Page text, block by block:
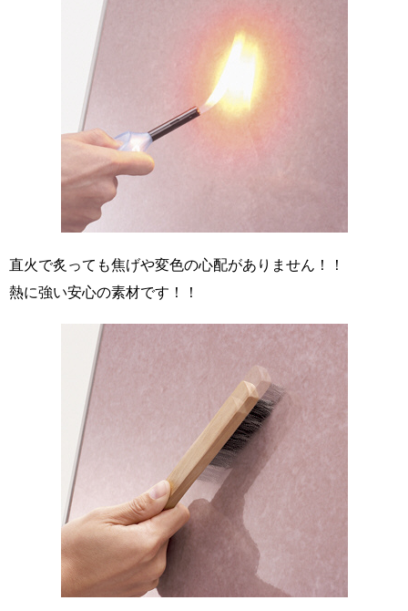
直火で炙っても焦げや変色の心配がありません！！
熱に強い安心の素材です！！